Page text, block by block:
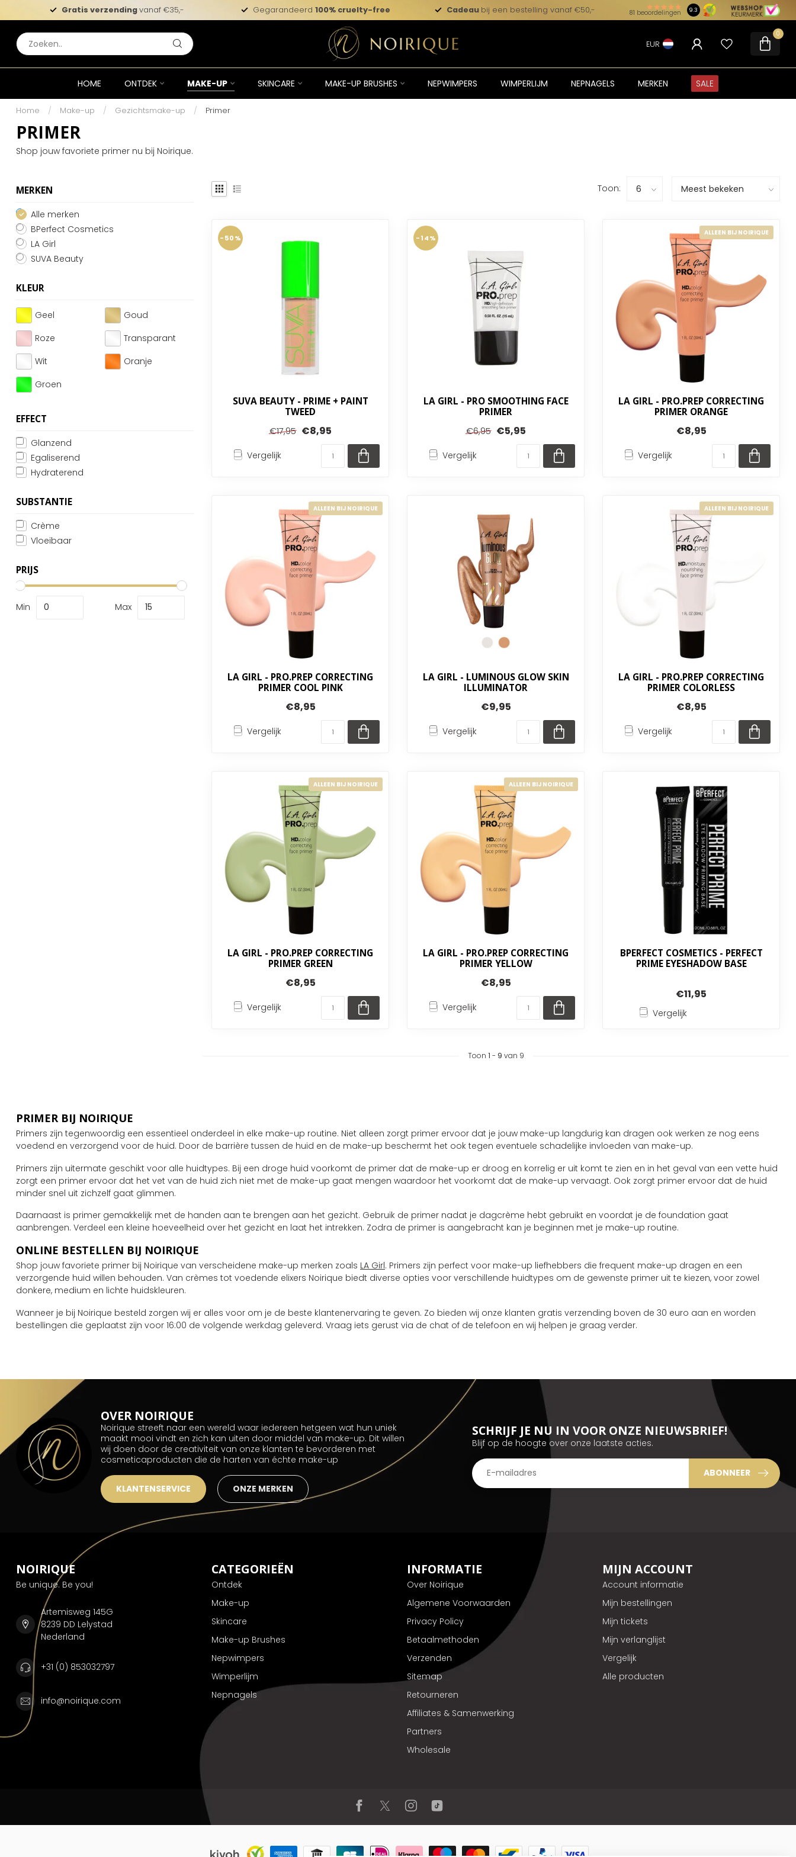
Gratis verzendingvanaf €35,- Gegarandeerd 100% cruelty-free Cadeau bij een bestelling vanaf €50,- 81 beoordelingen 9.3
EUR
0
HOME ONTDEK MAKE-UP SKINCARE MAKE-UP BRUSHES NEPWIMPERS WIMPERLIJM NEPNAGELS MERKEN SALE
Home / Make-up / Gezichtsmake-up / Primer
PRIMER
Shop jouw favoriete primer nu bij Noirique.
MERKEN
Alle merken
BPerfect Cosmetics
LA Girl
SUVA Beauty
KLEUR
Geel
Goud
Roze
Transparant
Wit
Oranje
Groen
EFFECT
Glanzend
Egaliserend
Hydraterend
SUBSTANTIE
Crème
Vloeibaar
PRIJS
Min Max
Toon:
-50%
SUVA BEAUTY - PRIME + PAINT
TWEED
€17,95 €8,95
Vergelijk
-14%
LA GIRL - PRO SMOOTHING FACE
PRIMER
€6,95 €5,95
Vergelijk
ALLEEN BIJ NOIRIQUE
LA GIRL - PRO.PREP CORRECTING
PRIMER ORANGE
€8,95
Vergelijk
ALLEEN BIJ NOIRIQUE
LA GIRL - PRO.PREP CORRECTING
PRIMER COOL PINK
€8,95
Vergelijk
LA GIRL - LUMINOUS GLOW SKIN
ILLUMINATOR
€9,95
Vergelijk
ALLEEN BIJ NOIRIQUE
LA GIRL - PRO.PREP CORRECTING
PRIMER COLORLESS
€8,95
Vergelijk
ALLEEN BIJ NOIRIQUE
LA GIRL - PRO.PREP CORRECTING
PRIMER GREEN
€8,95
Vergelijk
ALLEEN BIJ NOIRIQUE
LA GIRL - PRO.PREP CORRECTING
PRIMER YELLOW
€8,95
Vergelijk
BPERFECT COSMETICS - PERFECT
PRIME EYESHADOW BASE
€11,95
Vergelijk
Toon 1 - 9 van 9
PRIMER BIJ NOIRIQUE
Primers zijn tegenwoordig een essentieel onderdeel in elke make-up routine. Niet alleen zorgt primer ervoor dat je jouw make-up langdurig kan dragen ook werken ze nog eens
voedend en verzorgend voor de huid. Door de barrière tussen de huid en de make-up beschermt het ook tegen eventuele schadelijke invloeden van make-up.
Primers zijn uitermate geschikt voor alle huidtypes. Bij een droge huid voorkomt de primer dat de make-up er droog en korrelig er uit komt te zien en in het geval van een vette huid
zorgt een primer ervoor dat het vet van de huid zich niet met de make-up gaat mengen waardoor het voorkomt dat de make-up vervaagt. Ook zorgt primer ervoor dat de huid
minder snel uit zichzelf gaat glimmen.
Daarnaast is primer gemakkelijk met de handen aan te brengen aan het gezicht. Gebruik de primer nadat je dagcrème hebt gebruikt en voordat je de foundation gaat
aanbrengen. Verdeel een kleine hoeveelheid over het gezicht en laat het intrekken. Zodra de primer is aangebracht kan je beginnen met je make-up routine.
ONLINE BESTELLEN BIJ NOIRIQUE
Shop jouw favoriete primer bij Noirique van verscheidene make-up merken zoals LA Girl. Primers zijn perfect voor make-up liefhebbers die frequent make-up dragen en een
verzorgende huid willen behouden. Van crèmes tot voedende elixers Noirique biedt diverse opties voor verschillende huidtypes om de gewenste primer uit te kiezen, voor zowel
donkere, medium en lichte huidskleuren.
Wanneer je bij Noirique besteld zorgen wij er alles voor om je de beste klantenervaring te geven. Zo bieden wij onze klanten gratis verzending boven de 30 euro aan en worden
bestellingen die geplaatst zijn voor 16:00 de volgende werkdag geleverd. Vraag iets gerust via de chat of de telefoon en wij helpen je graag verder.
OVER NOIRIQUE
Noirique streeft naar een wereld waar iedereen hetgeen wat hun uniek
maakt mooi vindt en zich kan uiten door middel van make-up. Dit willen
wij doen door de creativiteit van onze klanten te bevorderen met
cosmeticaproducten die de harten van échte make-up
KLANTENSERVICE ONZE MERKEN
SCHRIJF JE NU IN VOOR ONZE NIEUWSBRIEF!
Blijf op de hoogte over onze laatste acties.
ABONNEER
NOIRIQUE
Be unique. Be you!
Artemisweg 145G
8239 DD Lelystad
Nederland
+31 (0) 853032797
info@noirique.com
CATEGORIEËN
Ontdek
Make-up
Skincare
Make-up Brushes
Nepwimpers
Wimperlijm
Nepnagels
INFORMATIE
Over Noirique
Algemene Voorwaarden
Privacy Policy
Betaalmethoden
Verzenden
Sitemap
Retourneren
Affiliates & Samenwerking
Partners
Wholesale
MIJN ACCOUNT
Account informatie
Mijn bestellingen
Mijn tickets
Mijn verlanglijst
Vergelijk
Alle producten